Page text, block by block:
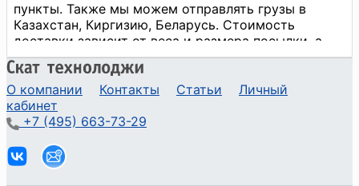
О компании Контакты Статьи
Личный
кабинет
+7 (495) 663-73-29